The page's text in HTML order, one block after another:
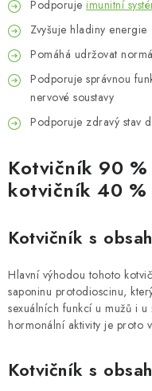
Podporuje imunitní
Zvyšuje hladiny energie
Pomáhá udržovat
Podporuje správnou
nervové soustavy
Podporuje zdravý stav
Kotvičník 90 %
kotvičník 40
Kotvičník s
Hlavní výhodou tohoto
saponinu protodioscinu,
sexuálních funkcí u mužů i
hormonální aktivity je proto
Kotvičník s